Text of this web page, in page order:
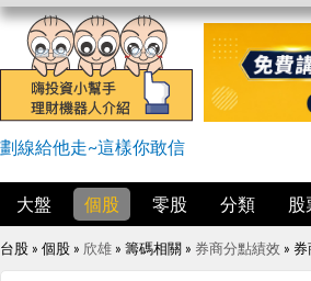
劃線給他走~這樣你敢信
大盤 個股 零股 分類
台股 » 個股 » 欣雄 » 籌碼相關 » 券商分點績效 » 券